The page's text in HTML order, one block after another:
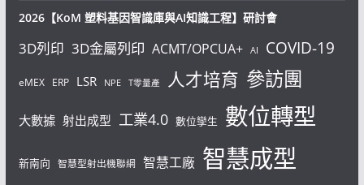
2026【KoM 塑料基因智識庫與AI知識工程】研討會
3D列印 3D金屬列印 ACMT/OPCUA+ AI COVID-19
eMEX ERP LSR NPE T零量產 人才培育 參訪團
大數據 射出成型 工業4.0 數位孿生 數位轉型
新南向 智慧型射出機聯網 智慧工廠 智慧成型